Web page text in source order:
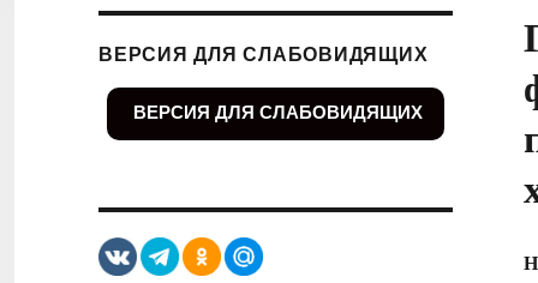
ВЕРСИЯ ДЛЯ СЛАБОВИДЯЩИХ
ВЕРСИЯ ДЛЯ СЛАБОВИДЯЩИХ